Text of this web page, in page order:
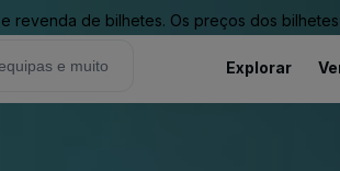
revenda de bilhetes. Os preços dos
Explorar